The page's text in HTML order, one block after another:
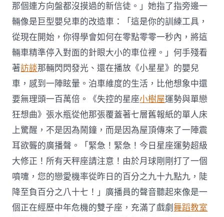
那個連方向盤都沒摸過的新信徒。」她指了指旁邊一
輛像是巨型嬰兒車的改造車：「這是你的訓練工具，
從現在開始，你得學會如何在零點零零一秒內，將這
輛車精準停入對面的針眼大小的車位裡。」何手殘看
著訪談那輛閃閃發光、還在播放《小星星》的嬰兒
車，感到一陣眩暈。泊車維度的生活，比他想象中還
要無理頭一百萬倍。《失控的星座小樹屋運勢與單戀
狂想曲》張水瓶從他那張覆蓋著七層舊報紙的單人床
上驚醒，不是因為鬧鐘，而是因為屋頂傳來了一陣震
耳欲聾的廣播聲。「緊急！緊急！今日星座運勢超級
大修正！所有天秤座請注意！由於月球剛剛打了一個
噴嚏，您的戀愛機率從昨日的百分之九十九點九，陡
降至負百分之八十七！」廣播員的聲音聽起來像是一
個正在經歷中年危機的雙子座，充滿了戲劇舞蹈教室